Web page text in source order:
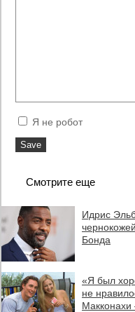
Я не робот
Смотрите еще
Идрис
Бонда
«Я был
не